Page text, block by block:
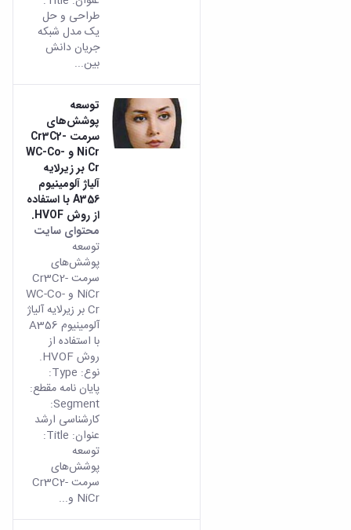
طراحی و حل
یک مدل شبکه
جریان دانش
بین...
توسعه
پوشش‌های
سرمت Cr3C2-
NiCr و WC-Co-
Cr بر زیرلایه
آلیاژ آلومینیوم
A356 با استفاده
از روش HVOF.
محتوای سایت
توسعه
پوشش‌های
سرمت Cr3C2-
NiCr و WC-Co-
Cr بر زیرلایه آلیاژ
آلومینیوم A356
با استفاده از
روش HVOF.
نوع: Type:
پایان نامه مقطع:
Segment:
کارشناسی ارشد
عنوان: Title:
توسعه
پوشش‌های
سرمت Cr3C2-
NiCr و...